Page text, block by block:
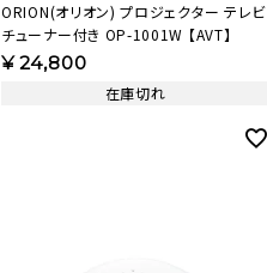
ORION(オリオン) プロジェクター テレビ
チューナー付き OP-1001W 【AVT】
¥24,800
在庫切れ